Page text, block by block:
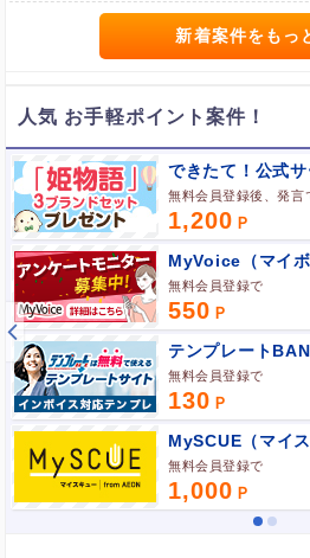
ポイント広告に関するFAQはこちら
新着案件をもっ
人気 お手軽ポイント案件！
できたて！公式
無料会員登録後、発言
1,200
MyVoice（マイボ
無料会員登録で
550
テンプレート
無料会員登録で
130
MySCUE（マイス
無料会員登録で
1,000